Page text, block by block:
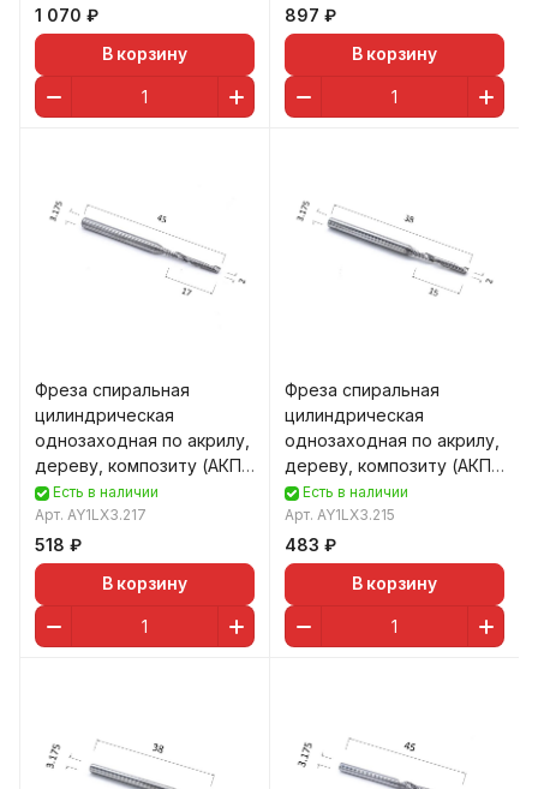
1 070 ₽
В корзину
897 ₽
В корзину
Фреза спиральная
цилиндрическая
однозаходная по акрилу,
дереву, композиту (АКП)
DJTOL AY1LX3.217
Есть в наличии
Арт. AY1LX3.217
518 ₽
В корзину
Фреза спиральная
цилиндрическая
однозаходная по акрилу,
дереву, композиту (АКП)
DJTOL AY1LX3.215
Есть в наличии
Арт. AY1LX3.215
483 ₽
В корзину